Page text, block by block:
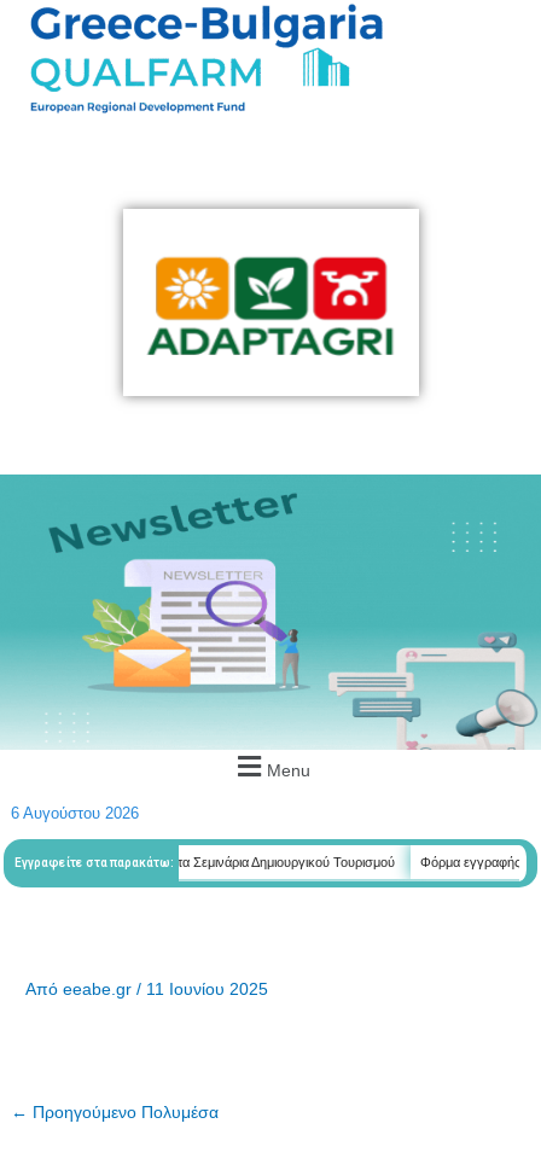
Menu
6 Αυγούστου 2026
Εγγραφείτε στα παρακάτω:
Φόρμα εγγραφής στα Σεμινάρια Δημιουργικού Τουρισμού Φόρμα εγγραφής στα
Απόeeabe.gr/ 11 Ιουνίου 2025
← Προηγούμενο Πολυμέσα